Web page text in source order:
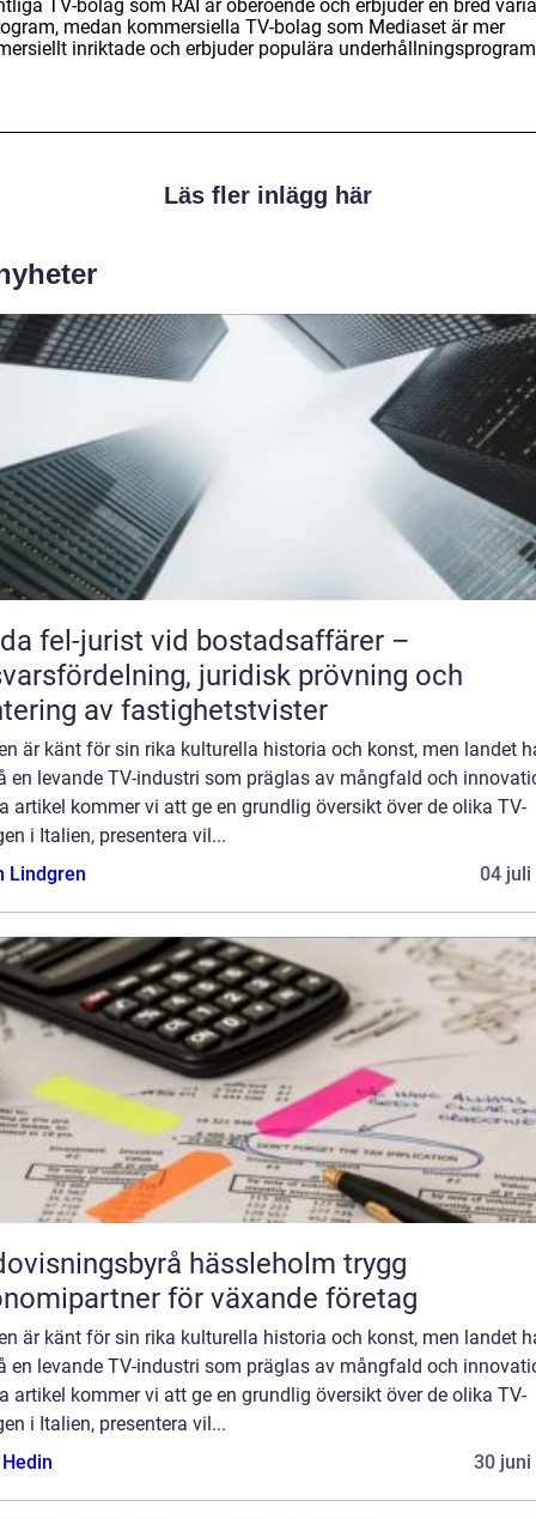
TV-bolag som RAI är oberoende och erbjuder en bred
medan kommersiella TV-bolag som Mediaset är mer
inriktade och erbjuder populära
Läs fler inlägg här
fel-jurist vid bostadsaffärer –
juridisk prövning och
av fastighetstvister
är känt för sin rika kulturella historia och konst, men landet
en levande TV-industri som präglas av mångfald och
artikel kommer vi att ge en grundlig översikt över de olika TV-
i Italien, presentera vil...
Lindgren
04 juli
hässleholm trygg
för växande företag
är känt för sin rika kulturella historia och konst, men landet
en levande TV-industri som präglas av mångfald och
artikel kommer vi att ge en grundlig översikt över de olika TV-
i Italien, presentera vil...
30 juni